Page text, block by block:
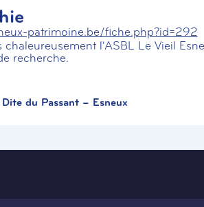
patrimoine.be/fiche.php?id=292
chaleureusement l'ASBL Le Vieil
recherche.
du Passant – Esneux